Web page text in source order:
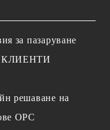
за пазаруване
решаване на
OPC